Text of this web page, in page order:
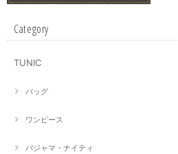
Category
TUNIC
バッグ
ワンピース
パジャマ・ナイティ